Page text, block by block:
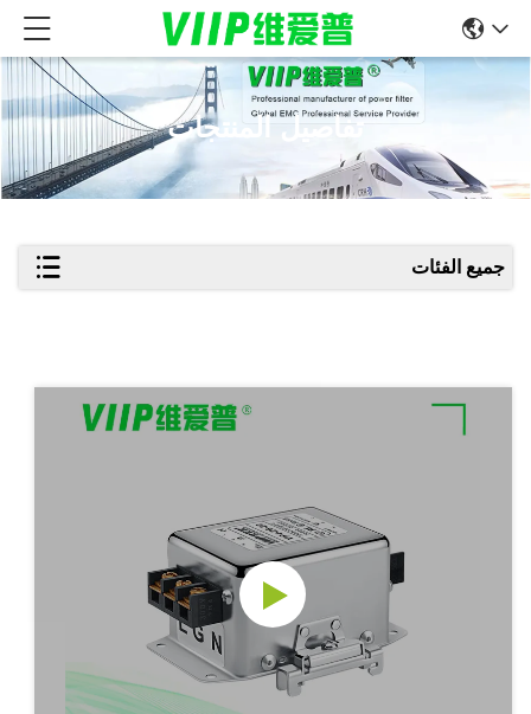
تفاصيل المنتجات
جميع الفئات